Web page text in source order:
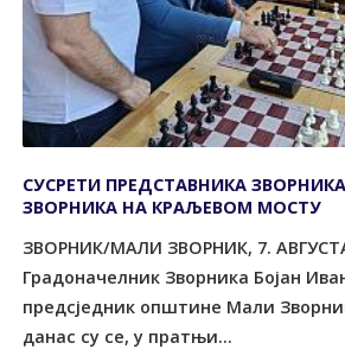
СУСРЕТИ ПРЕДСТАВНИКА
ЗВОРНИКА НА КРАЉЕВОМ МОСТУ
ЗВОРНИК/МАЛИ ЗВОРНИК, 7.
Градоначелник Зворника Бојан
предсједник општине Мали
данас су се, у пратњи...